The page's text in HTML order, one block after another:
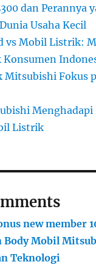
dan Perannya
Usaha Kecil
vs Mobil Listrik:
Konsumen
Fokus
Menghadapi
Listrik
new member
Body Mobil
Teknologi